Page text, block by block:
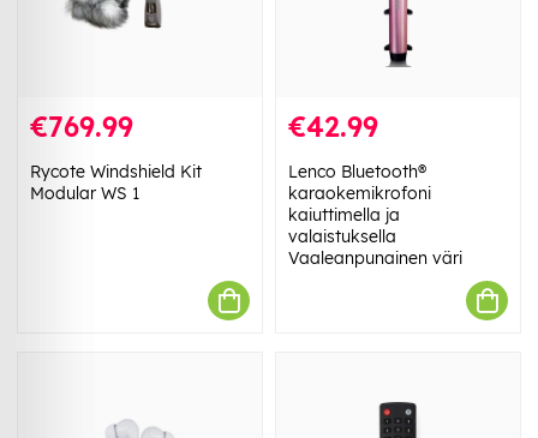
€769.99
Rycote Windshield Kit
Modular WS 1
€42.99
Lenco Bluetooth®
karaokemikrofoni
kaiuttimella ja
valaistuksella
Vaaleanpunainen väri